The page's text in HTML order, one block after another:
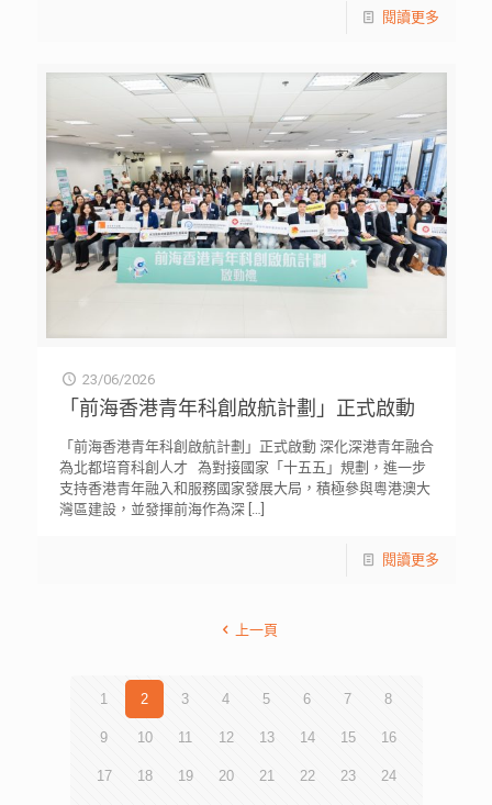
閱讀更多
23/06/2026
「前海香港青年科創啟航計劃」正式啟動
「前海香港青年科創啟航計劃」正式啟動 深化深港青年融合
為北都培育科創人才 為對接國家「十五五」規劃，進一步
支持香港青年融入和服務國家發展大局，積極參與粵港澳大
灣區建設，並發揮前海作為深[…]
閱讀更多
上一頁
1 2 3 4 5 6 7 8
9 10 11 12 13 14 15 16
17 18 19 20 21 22 23 24